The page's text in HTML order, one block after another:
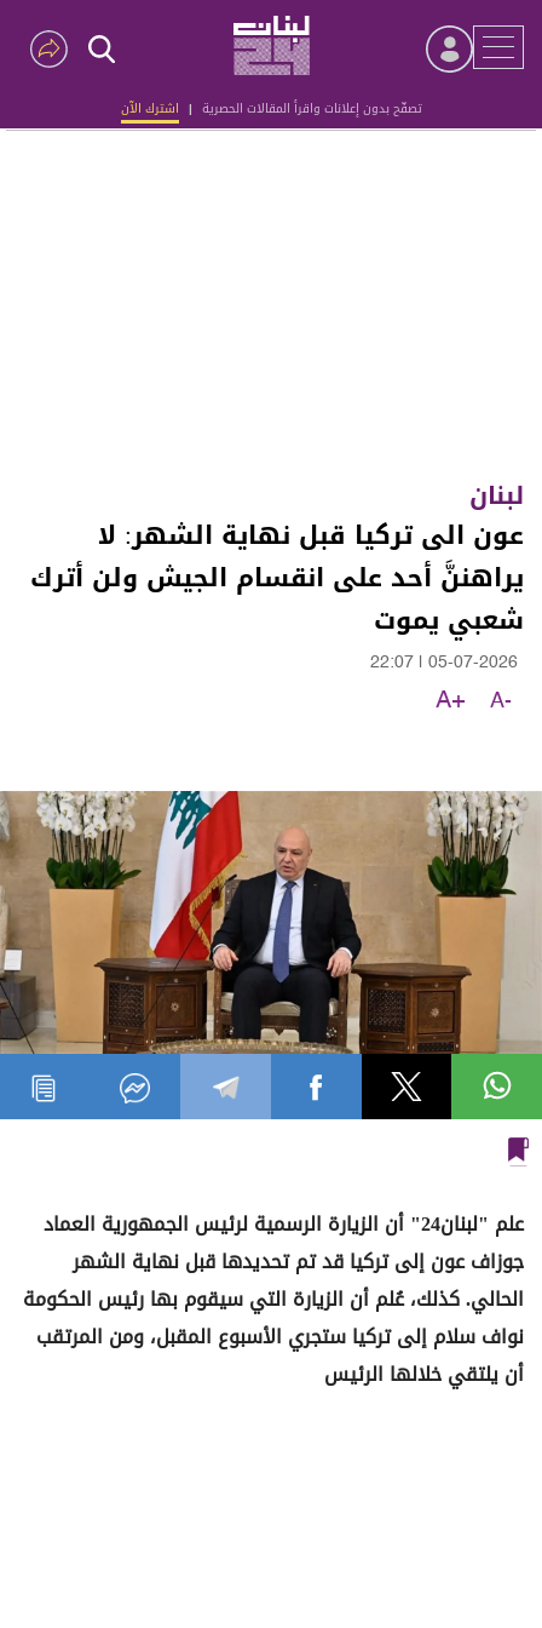
تصفّح بدون إعلانات واقرأ المقالات الحصرية | اشترك الآن
Advertisement
لبنان
عون الى تركيا قبل نهاية الشهر: لا
يراهننَّ أحد على انقسام الجيش ولن أترك
شعبي يموت
05-07-2026
22:07
A-
A+
علم "لبنان24" أن الزيارة الرسمية لرئيس الجمهورية العماد
جوزاف عون إلى تركيا قد تم تحديدها قبل نهاية الشهر
الحالي. كذلك، عُلم أن الزيارة التي سيقوم بها رئيس الحكومة
نواف سلام إلى تركيا ستجري الأسبوع المقبل، ومن المرتقب
أن يلتقي خلالها الرئيس